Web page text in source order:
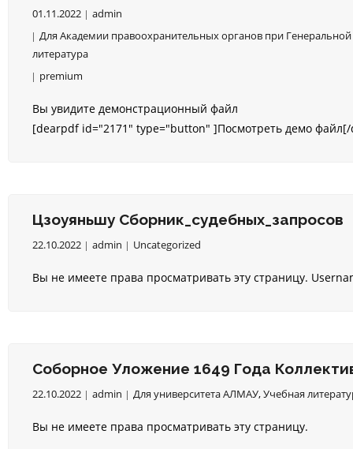
01.11.2022
admin
Для Академии правоохранительных органов при Генеральной
литература
premium
Вы увидите демонстрационный файл
[dearpdf id="2171" type="button" ]Посмотреть демо
Цзоуяньшу Сборник_судебных_запросов
22.10.2022 admin Uncategorized
Вы не имеете права просматривать эту страницу.
Соборное Уложение 1649 Года
22.10.2022 admin Для университета АЛМАУ,Учебная
Вы не имеете права просматривать эту страницу.